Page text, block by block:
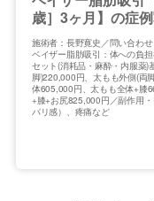
歳］3ヶ月】の症
施術者：長野寛史／問い合わ
ベイザー脂肪吸引：体への負
セット(消耗品・麻酔・内服薬)
脚)220,000円、太もも外側(両
体605,000円、太もも全体+膝
+膝+お尻825,000円／副作用
パリ感）、疼痛など